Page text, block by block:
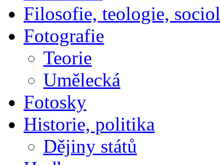
Filosofie, teologie,
Fotografie
Teorie
Umělecká
Fotosky
Historie, politika
Dějiny států